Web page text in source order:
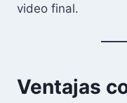
video final.
Ventajas